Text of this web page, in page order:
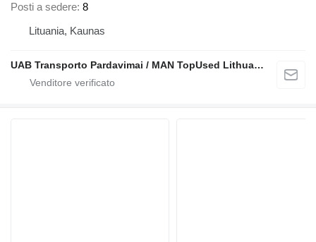
Posti a sedere 8
Lituania, Kaunas
UAB Transporto Pardavimai / MAN TopUsed Lithuania